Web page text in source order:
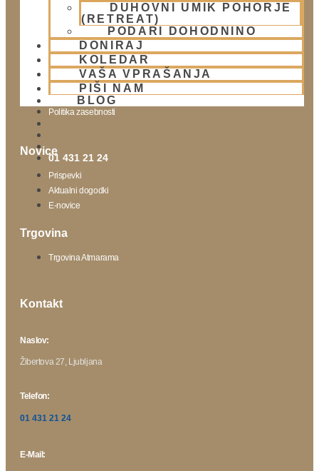
DUHOVNI UMIK POHORJE
(RETREAT)
PODARI DOHODNINO
DONIRAJ
KOLEDAR
VAŠA VPRAŠANJA
PIŠI NAM
BLOG
01 431 21 24
Obišči nas
Lokacija
Urnik templja
Nedeljsko srečanje
Parkiranje
Politika zasebnosti
Novice
Prispevki
Aktualni dogodki
E-novice
Trgovina
Trgovina Atmarama
Kontakt
Naslov:
Žibertova 27, Ljubljana
Telefon:
01 431 21 24
E-Mail: